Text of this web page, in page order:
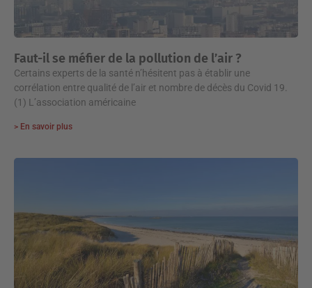
Faut-il se méfier de la pollution de l’air ?
Certains experts de la santé n’hésitent pas à établir une
corrélation entre qualité de l’air et nombre de décès du Covid 19.
(1) L’association américaine
> En savoir plus